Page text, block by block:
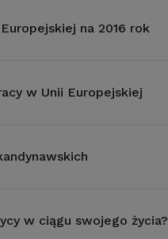
na 2016 rok
w Unii Europejskiej
w ciągu swojego życia?